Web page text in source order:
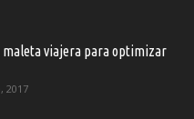
maleta viajera para optimizar
2017